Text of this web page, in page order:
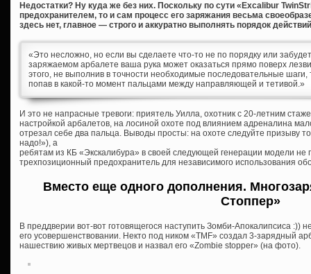
Недостатки? Ну куда же без них. Поскольку по сути «Excalibur
предохранителем, то и сам процесс его заряжания весьма
здесь нет, главное — строго и аккуратно выполнять порядок
«Это несложно, но если вы сделаете что-то не по порядку или
заряжаемом арбалете ваша рука может оказаться прямо поверх
этого, не выполнив в точности необходимые последовательные
попав в какой-то момент пальцами между направляющей и тетивой.»
И это не напрасные тревоги: приятель Уилла, охотник с 20-летним
настройкой арбалетов, на лосиной охоте под влиянием адреналина
отрезал себе два пальца. Выводы просты: на охоте следуйте призыву
надо!»), а
ребятам из КБ «Экскалибура» в своей следующей генерации модели
трехпозиционный предохранитель для независимого использования
Вместо еще одного дополнения.
Стоппер»
В преддверии вот-вот готовящегося наступить Зомби-Апокалипсиса :))
его усовершенствовании. Некто под ником «TMF» создал 3-зарядный
нашествию живых мертвецов и назвал его «Zombie stopper» (на фото).